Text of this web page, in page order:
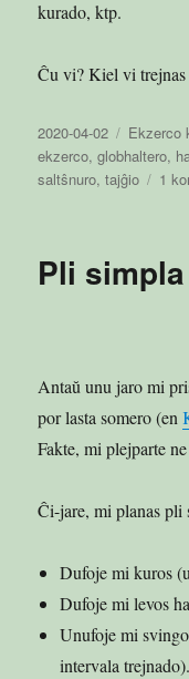
kurado, ktp.
Ĉu vi? Kiel vi trejnas
Publikigita
en
2020-04-02 Ekzerco
ekzerco,globhaltero,
saltŝnuro,tajĝio 1
Pli
Antaŭ unu jaro mi
por lasta somero (en
Fakte, mi plejparte
Ĉi-jare, mi planas pli
Dufoje mi kuros
Dufoje mi levos
Unufoje mi
intervala trejnado).